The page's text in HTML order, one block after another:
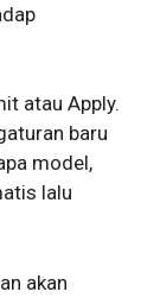
atau Apply.
baru
model,
lalu
akan